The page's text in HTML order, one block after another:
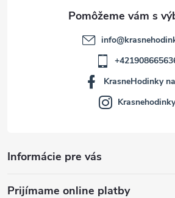
Informácie pre vás
Prijímame online platby
info@
KrasneHodinky
Krasnehodinky